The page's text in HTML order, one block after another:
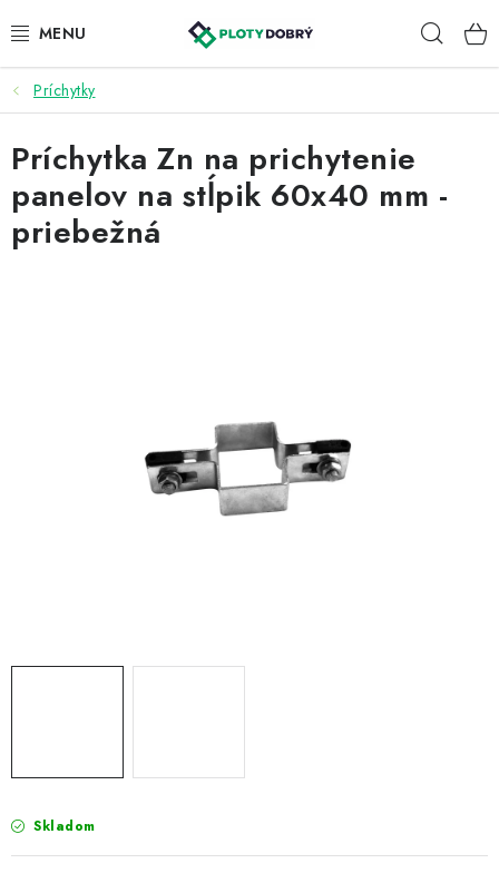
na
PLETIVA A PLOTY
PRÍSLUŠENSTVO
BRÁNY A BRÁNKY
Prepravné a termín doručenia
Obchodné podmienky
Príchytky
Skladom
Príchytka Zn na prichytenie
panelov na stĺpik 60x40 mm -
priebežná